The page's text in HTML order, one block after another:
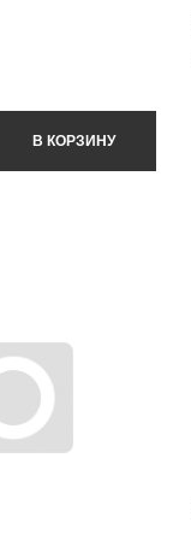
В КОРЗИНУ